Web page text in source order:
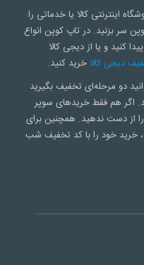
اینترنتی کالا یا خدماتی را
سر بزنید. در تاپ کوپن انواع
کنید و یا از دیجی کالا
دیجی کالا خرید کنید.
دو مرحله‌ای تخفیف بگیرید
اگر هم فقط خریدهای سوپر
از دست ندهید. همچنین برای
خرید خود را با کد تخفیف شب